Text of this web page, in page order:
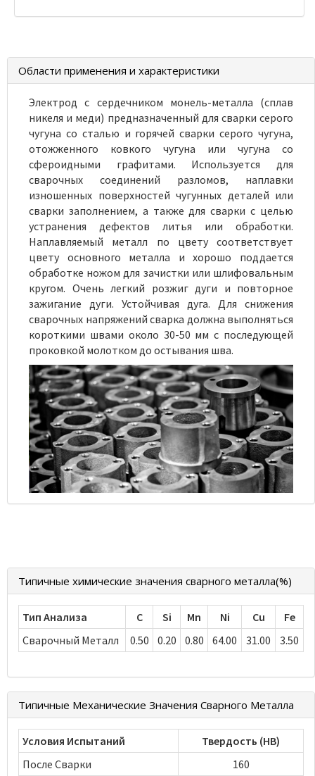
Области применения и характеристики
Электрод с сердечником монель-металла (сплав
никеля и меди) предназначенный для сварки серого
чугуна со сталью и горячей сварки серого чугуна,
отожженного ковкого чугуна или чугуна со
сфероидными графитами. Используется для
сварочных соединений разломов, наплавки
изношенных поверхностей чугунных деталей или
сварки заполнением, а также для сварки с целью
устранения дефектов литья или обработки.
Наплавляемый металл по цвету соответствует
цвету основного металла и хорошо поддается
обработке ножом для зачистки или шлифовальным
кругом. Очень легкий розжиг дуги и повторное
зажигание дуги. Устойчивая дуга. Для снижения
сварочных напряжений сварка должна выполняться
короткими швами около 30-50 мм с последующей
проковкой молотком до остывания шва.
Типичные химические значения сварного металла(%)
Тип Анализа C Si Mn Ni Cu
Fe
Сварочный Металл
0.50 0.20 0.80 64.00 31.00 3.50
Типичные Механические Значения Сварного Металла
Условия Испытаний
Твердость (HB)
После Сварки
160